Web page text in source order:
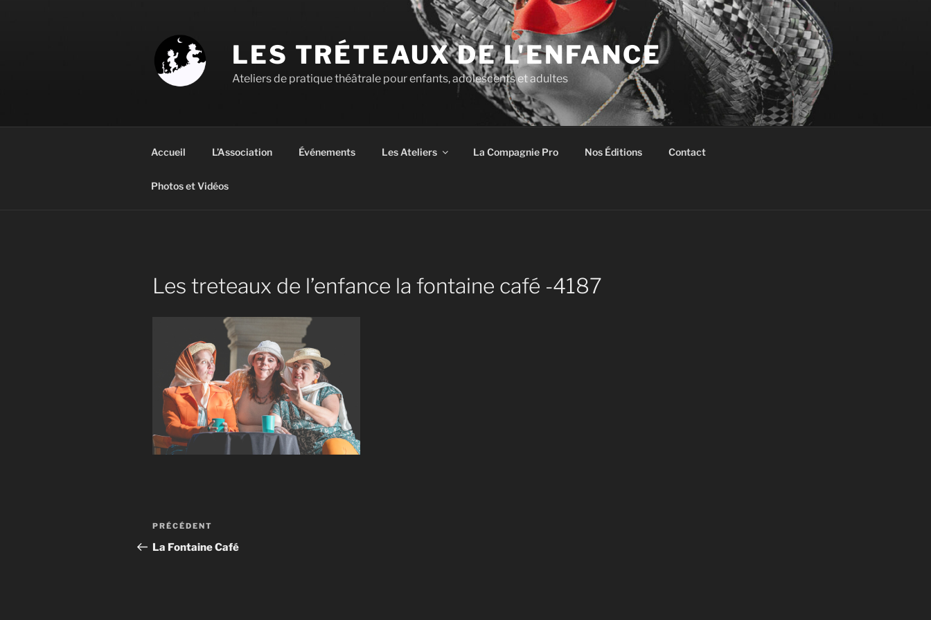
LES TRÉTEAUX DE L'ENFANCE
Ateliers de pratique théâtrale pour enfants, adolescents et adultes
Accueil L’Association Événements Les Ateliers La Compagnie Pro Nos Éditions Contact
Photos et Vidéos
Les treteaux de l’enfance la fontaine café -4187
Navigation
de
Article
précédent
PRÉCÉDENT
La Fontaine Café